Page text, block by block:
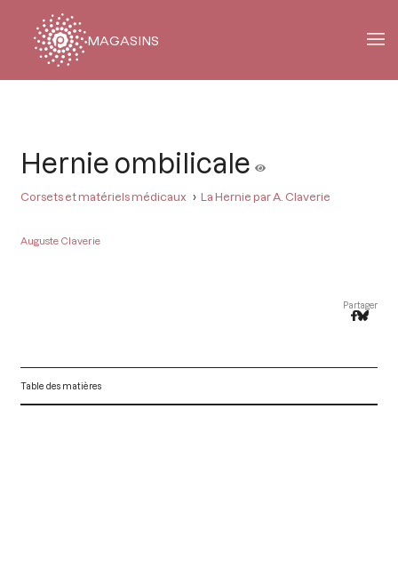
MAGASINS
Hernie ombilicale
Corsets et matériels médicaux La Hernie par A. Claverie
Auguste Claverie
Partager
Table des matières